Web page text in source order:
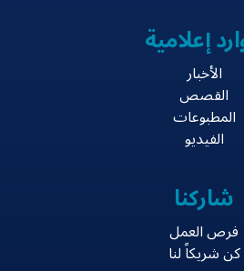
إعلامية
الأخبار
القصص
المطبوعات
الفيديو
شاركنا
فرص العمل
كن شريكاً لنا